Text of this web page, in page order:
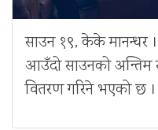
साउन १९, केके मानन्धर
आउँदो साउनको अन्तिम
वितरण गरिने भएको छ